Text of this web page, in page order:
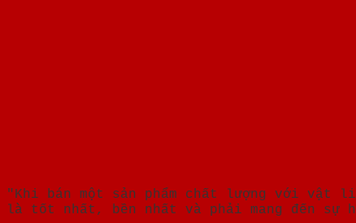
"Khi bán một sản phẩm chất lượng với vật
là tốt nhất, bền nhất và phải mang đến sự